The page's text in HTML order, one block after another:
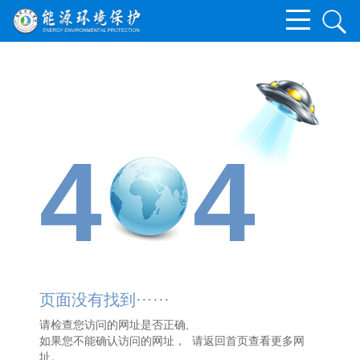
4 4
页面没有找到······
请检查您访问的网址是否正确,
如果您不能确认访问的网址， 请返回首页查看更多网
址。